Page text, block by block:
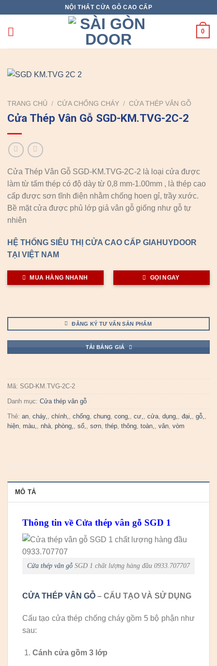
content
NỘI THẤT CỬA GỖ CAO CẤP
0
TRANG CHỦ / CỬA CHỐNG CHÁY / CỬA THÉP VÂN GỖ
Cửa Thép Vân Gỗ SGD-KM.TVG-2C-2
Cửa Thép Vân Gỗ SGD-KM.TVG-2C-2 là loại cửa được
làm từ tấm thép có độ dày từ 0,8 mm-1.00mm , là thép cao
cấp được sơn tĩnh điện nhằm chống hoen gỉ, trầy xước.
Bề mặt cửa được phủ lớp giả vân gỗ giống như gỗ tự
nhiên
HỆ THỐNG SIÊU THỊ CỬA CAO CẤP GIAHUYDOOR
TẠI VIỆT NAM
MUA HÀNG NHANH GỌI NGAY
ĐĂNG KÝ TƯ VẤN SẢN PHẨM
TẢI BẢNG GIÁ
Mã: SGD-KM.TVG-2C-2
Danh mục: Cửa thép vân gỗ
Thẻ: an, cháy,, chính,, chống, chung, cong,, cư,, cửa, dụng,, đại,, gỗ,,
hiện, màu,, nhà, phòng,, sổ,, sơn, thép, thông, toàn,, vân, vòm
MÔ TẢ
Thông tin về Cửa thép vân gỗ SGD 1
Cửa thép vân gỗ SGD 1 chất lượng hàng đầu 0933.707707
CỬA THÉP VÂN GỖ – CẤU TẠO VÀ SỬ DỤNG
Cấu tạo cửa thép chống cháy gồm 5 bộ phận như
sau:
Cánh cửa gồm 3 lớp